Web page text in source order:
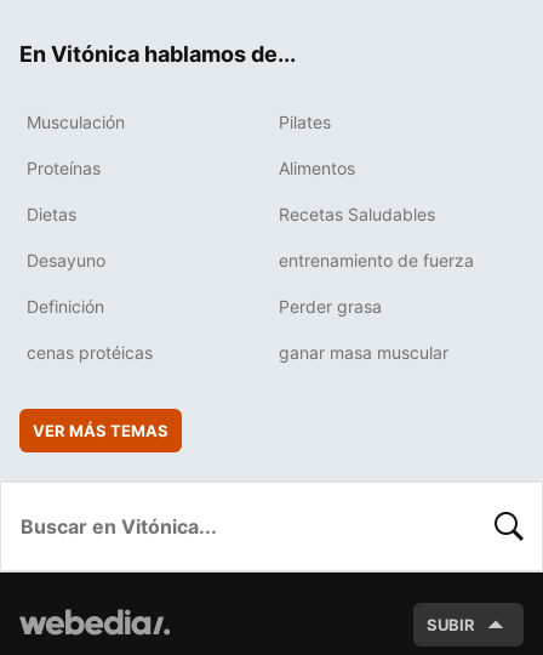
En Vitónica hablamos de...
Musculación Pilates
Proteínas Alimentos
Dietas Recetas Saludables
Desayuno entrenamiento de fuerza
Definición Perder grasa
cenas protéicas ganar masa muscular
VER MÁS TEMAS
SUBIR